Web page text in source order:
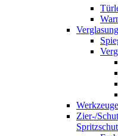
Werkzeuge
Zier-/